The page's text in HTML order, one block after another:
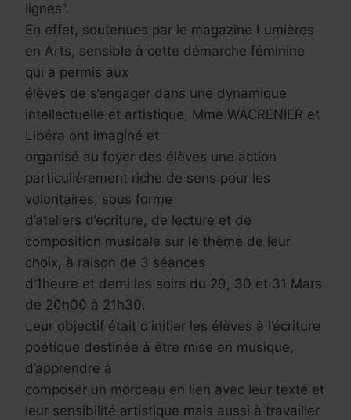
lignes’’.
En effet, soutenues par le magazine Lumières
en Arts, sensible à cette démarche féminine
qui a permis aux
élèves de s’engager dans une dynamique
intellectuelle et artistique, Mme WACRENIER et
Libéra ont imaginé et
organisé au foyer des élèves une action
particulièrement riche de sens pour les
volontaires, sous forme
d’ateliers d’écriture, de lecture et de
composition musicale sur le thème de leur
choix, à raison de 3 séances
d’1heure et demi les soirs du 29, 30 et 31 Mars
de 20h00 à 21h30.
Leur objectif était d’initier les élèves à l’écriture
poétique destinée à être mise en musique,
d’apprendre à
composer un morceau en lien avec leur texte et
leur sensibilité artistique mais aussi à travailler